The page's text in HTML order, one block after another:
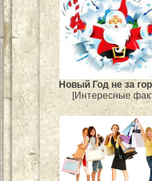
Новый Год не за
[Интересные